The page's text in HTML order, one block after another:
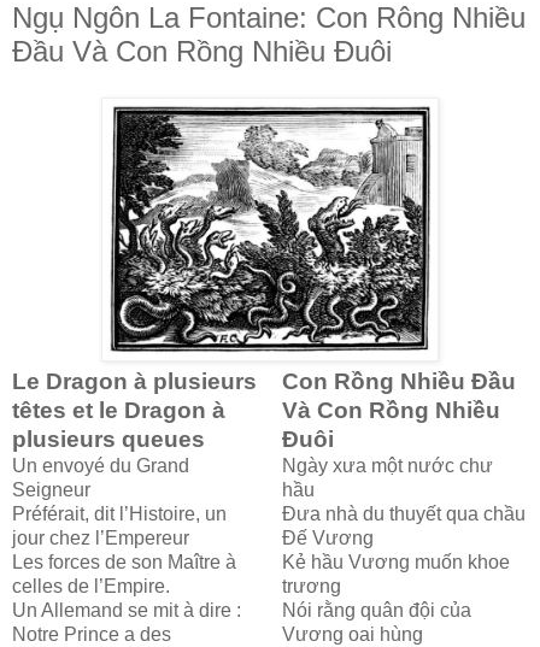
Ngụ Ngôn La Fontaine: Con Rông Nhiều
Đầu Và Con Rồng Nhiều Đuôi
Le Dragon à plusieurs
têtes et le Dragon à
plusieurs queues
Un envoyé du Grand
Seigneur
Préférait, dit l’Histoire, un
jour chez l’Empereur
Les forces de son Maître à
celles de l’Empire.
Un Allemand se mit à dire :
Notre Prince a des
Con Rồng Nhiều Đầu
Và Con Rồng Nhiều
Đuôi
Ngày xưa một nước chư
hầu
Đưa nhà du thuyết qua chầu
Đế Vương
Kẻ hầu Vương muốn khoe
trương
Nói rằng quân đội của
Vương oai hùng